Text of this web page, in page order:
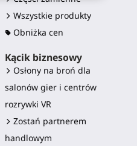
Wszystkie produkty
Obniżka cen
Kącik biznesowy
Osłony na broń dla
salonów gier i centrów
rozrywki VR
Zostań partnerem
handlowym